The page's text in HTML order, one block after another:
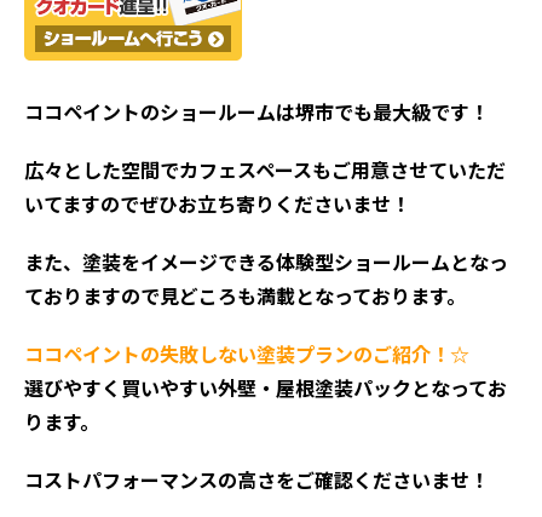
ココペイントのショールームは堺市でも最大級です！
広々とした空間でカフェスペースもご用意させていただ
いてますのでぜひお立ち寄りくださいませ！
また、塗装をイメージできる体験型ショールームとなっ
ておりますので見どころも満載となっております。
ココペイントの失敗しない塗装プランのご紹介！☆
選びやすく買いやすい外壁・屋根塗装パックとなってお
ります。
コストパフォーマンスの高さをご確認くださいませ！